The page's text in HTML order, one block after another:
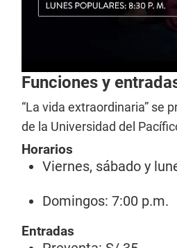
Funciones y
“La vida extraordinaria” se
de la Universidad del
Horarios
Viernes, sábado y
Domingos: 7:00 p.m.
Entradas